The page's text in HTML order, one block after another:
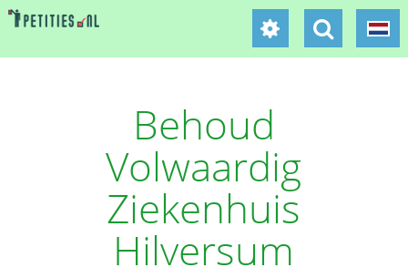
Behoud
Volwaardig
Ziekenhuis
Hilversum